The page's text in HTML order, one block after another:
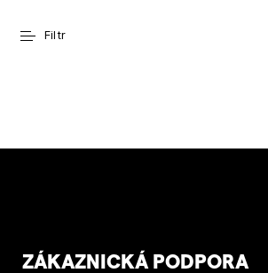
Filtr
ZÁKAZNICKÁ PODPORA